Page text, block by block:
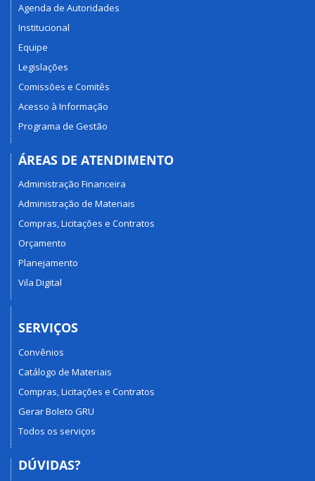
Agenda de Autoridades
Institucional
Equipe
Legislações
Comissões e Comitês
Acesso à Informação
Programa de Gestão
ÁREAS DE ATENDIMENTO
Administração Financeira
Administração de Materiais
Compras, Licitações e Contratos
Orçamento
Planejamento
Vila Digital
SERVIÇOS
Convênios
Catálogo de Materiais
Compras, Licitações e Contratos
Gerar Boleto GRU
Todos os serviços
DÚVIDAS?